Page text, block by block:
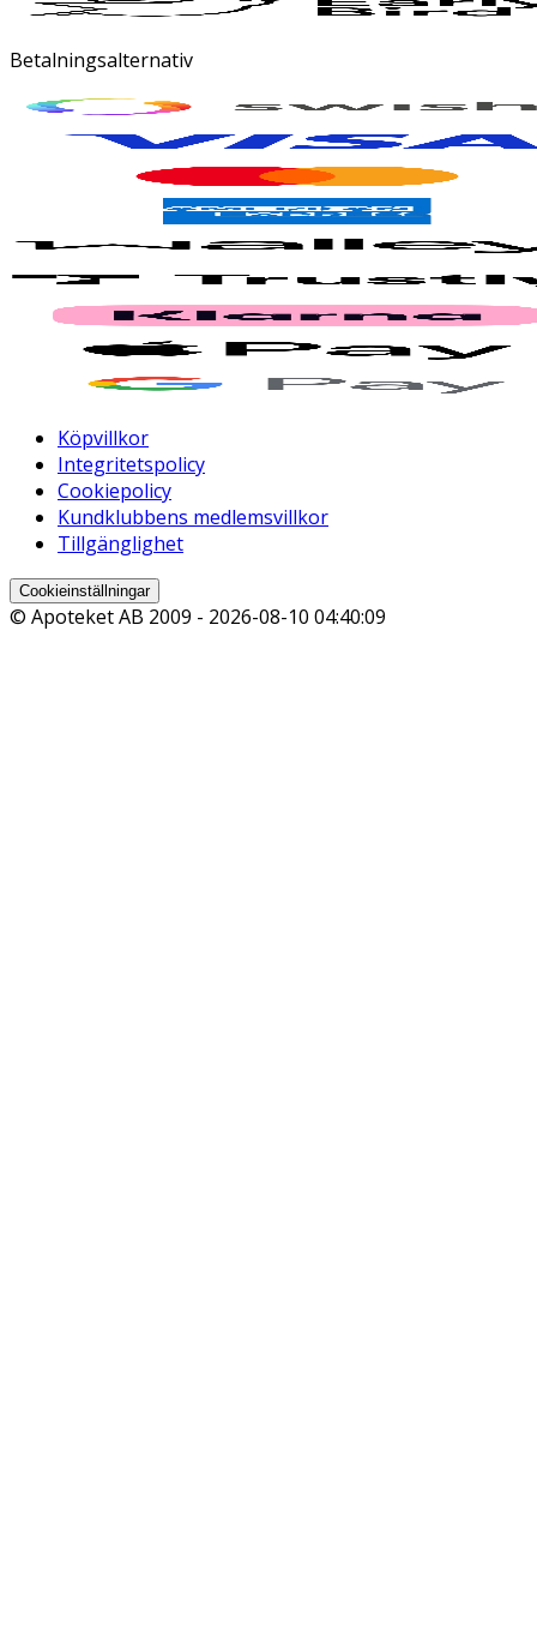
Betalningsalternativ
Köpvillkor
Integritetspolicy
Cookiepolicy
Kundklubbens medlemsvillkor
Tillgänglighet
Cookieinställningar
© Apoteket AB 2009 - 2026-08-10 04:40:09